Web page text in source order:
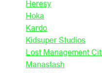
Heresy
Hoka
Kardo
Kidsuper Studios
Lost Management
Manastash